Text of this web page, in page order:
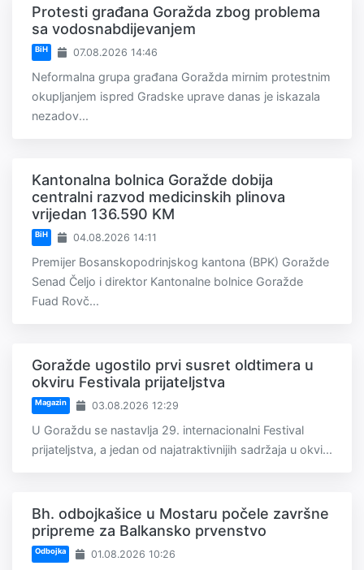
Protesti građana Goražda zbog problema
sa vodosnabdijevanjem
BiH 07.08.2026 14:46
Neformalna grupa građana Goražda mirnim protestnim
okupljanjem ispred Gradske uprave danas je iskazala
nezadov...
Kantonalna bolnica Goražde dobija
centralni razvod medicinskih plinova
vrijedan 136.590 KM
BiH 04.08.2026 14:11
Premijer Bosanskopodrinjskog kantona (BPK) Goražde
Senad Čeljo i direktor Kantonalne bolnice Goražde
Fuad Rovč...
Goražde ugostilo prvi susret oldtimera u
okviru Festivala prijateljstva
Magazin 03.08.2026 12:29
U Goraždu se nastavlja 29. internacionalni Festival
prijateljstva, a jedan od najatraktivnijih sadržaja u okvi...
Bh. odbojkašice u Mostaru počele završne
pripreme za Balkansko prvenstvo
Odbojka 01.08.2026 10:26